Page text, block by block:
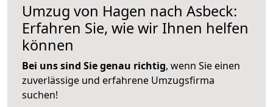
Umzug von Hagen nach Asbeck:
Erfahren Sie, wie wir Ihnen helfen
können
Bei uns sind Sie genau richtig, wenn Sie einen
zuverlässige und erfahrene Umzugsfirma
suchen!